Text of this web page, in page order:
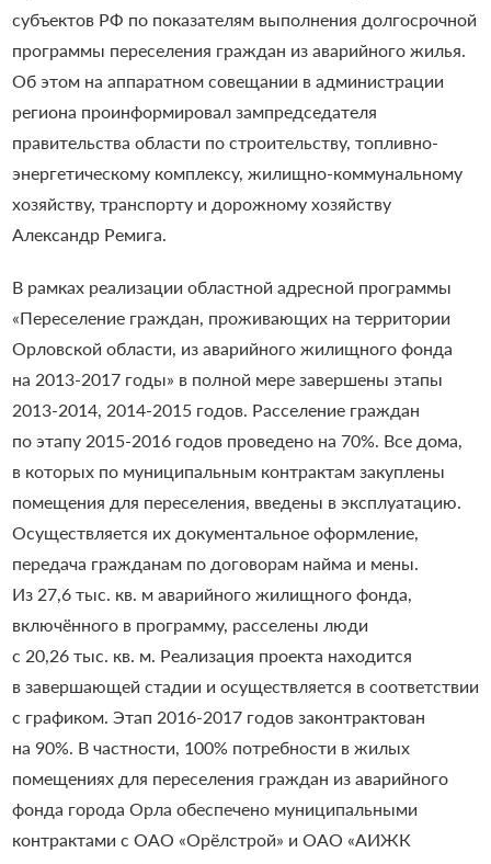
субъектов РФ по показателям выполнения долгосрочной
программы переселения граждан из аварийного жилья.
Об этом на аппаратном совещании в администрации
региона проинформировал зампредседателя
правительства области по строительству, топливно-
энергетическому комплексу, жилищно-коммунальному
хозяйству, транспорту и дорожному хозяйству
Александр Ремига.
В рамках реализации областной адресной программы
«Переселение граждан, проживающих на территории
Орловской области, из аварийного жилищного фонда
на 2013-2017 годы» в полной мере завершены этапы
2013-2014, 2014-2015 годов. Расселение граждан
по этапу 2015-2016 годов проведено на 70%. Все дома,
в которых по муниципальным контрактам закуплены
помещения для переселения, введены в эксплуатацию.
Осуществляется их документальное оформление,
передача гражданам по договорам найма и мены.
Из 27,6 тыс. кв. м аварийного жилищного фонда,
включённого в программу, расселены люди
с 20,26 тыс. кв. м. Реализация проекта находится
в завершающей стадии и осуществляется в соответствии
с графиком. Этап 2016-2017 годов законтрактован
на 90%. В частности, 100% потребности в жилых
помещениях для переселения граждан из аварийного
фонда города Орла обеспечено муниципальными
контрактами с ОАО «Орёлстрой» и ОАО «АИЖК